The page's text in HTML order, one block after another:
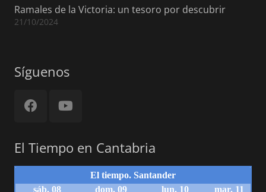
Ramales de la Victoria: un tesoro por descubrir
21/10/2024
Síguenos
El Tiempo en Cantabria